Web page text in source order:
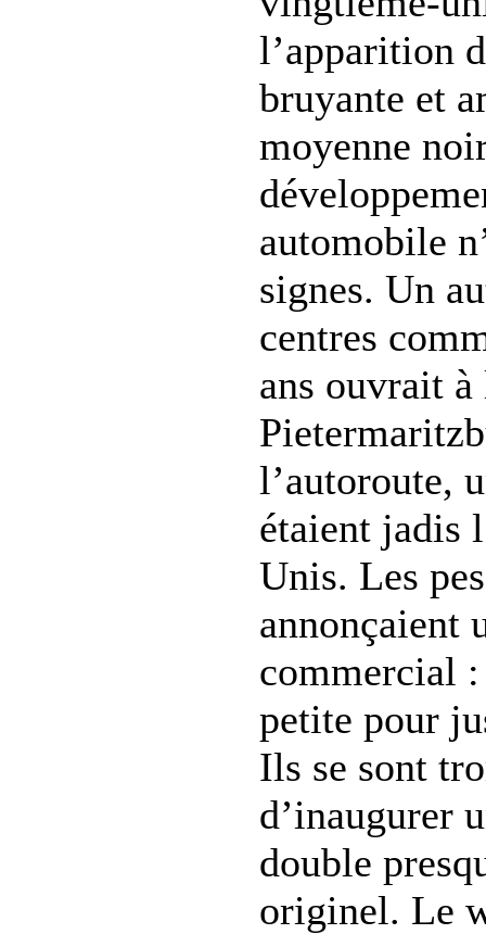
l’apparition
bruyante et
moyenne
automobile
signes. Un
centres
ans ouvrait à
l’autoroute,
étaient jadis
Unis. Les
annonçaient
commercial
petite pour
Ils se sont
d’inaugurer
double
originel. Le